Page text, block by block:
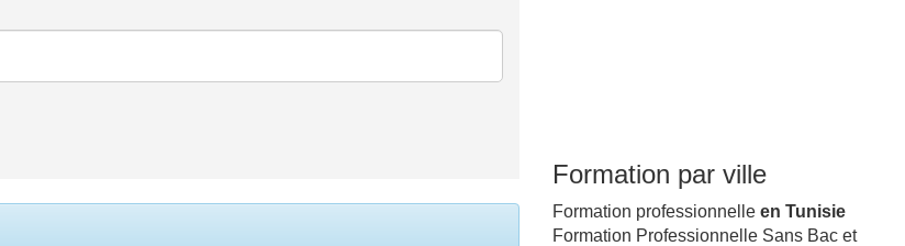
Formation par ville
Formation professionnelle en Tunisie
Formation Professionnelle Sans Bac et